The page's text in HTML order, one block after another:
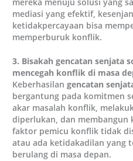
mediasi yang efektif,
ketidakpercayaan bisa
memperburuk konflik.
3. Bisakah gencatan senjata
mencegah konflik di masa
Keberhasilangencatan
bergantung pada komitmen
akar masalah konflik,
diperlukan, dan membangun
faktor pemicu konflik tidak
atau ada ketidakadilan yang
berulang di masa depan.